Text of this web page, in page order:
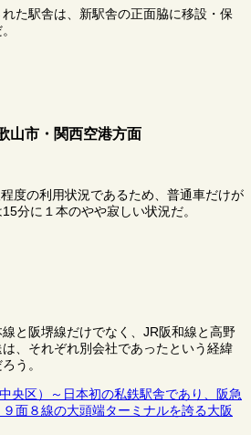
た駅舎は、新駅舎の正面脇に移設・保
山市・関西空港方面
度の利用状況であるため、普通車だけが
分に１本のやや寂しい状況だ。
と阪堺線だけでなく、JR阪和線と高野
、それぞれ別会社であったという経緯
う。